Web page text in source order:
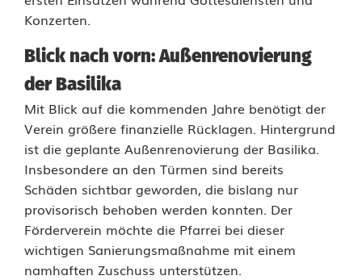
Konzerten.
Blick nach vorn: Außenrenovierung
der Basilika
Mit Blick auf die kommenden Jahre benötigt der
Verein größere finanzielle Rücklagen. Hintergrund
ist die geplante Außenrenovierung der Basilika.
Insbesondere an den Türmen sind bereits
Schäden sichtbar geworden, die bislang nur
provisorisch behoben werden konnten. Der
Förderverein möchte die Pfarrei bei dieser
wichtigen Sanierungsmaßnahme mit einem
namhaften Zuschuss unterstützen.